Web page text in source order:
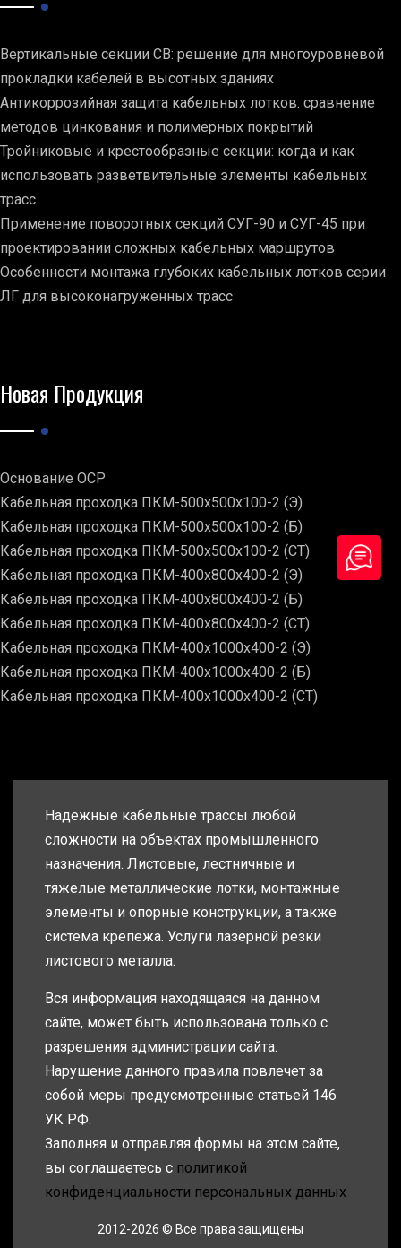
Вертикальные секции СВ: решение для многоуровневой
прокладки кабелей в высотных зданиях
Антикоррозийная защита кабельных лотков: сравнение
методов цинкования и полимерных покрытий
Тройниковые и крестообразные секции: когда и как
использовать разветвительные элементы кабельных
трасс
Применение поворотных секций СУГ-90 и СУГ-45 при
проектировании сложных кабельных маршрутов
Особенности монтажа глубоких кабельных лотков серии
ЛГ для высоконагруженных трасс
Новая Продукция
Основание ОСР
Кабельная проходка ПКМ-500х500х100-2 (Э)
Кабельная проходка ПКМ-500х500х100-2 (Б)
Кабельная проходка ПКМ-500х500х100-2 (СТ)
Кабельная проходка ПКМ-400х800х400-2 (Э)
Кабельная проходка ПКМ-400х800х400-2 (Б)
Кабельная проходка ПКМ-400х800х400-2 (СТ)
Кабельная проходка ПКМ-400х1000х400-2 (Э)
Кабельная проходка ПКМ-400х1000х400-2 (Б)
Кабельная проходка ПКМ-400х1000х400-2 (СТ)
Надежные кабельные трассы любой
сложности на объектах промышленного
назначения. Листовые, лестничные и
тяжелые металлические лотки, монтажные
элементы и опорные конструкции, а также
система крепежа. Услуги лазерной резки
листового металла.
Вся информация находящаяся на данном
сайте, может быть использована только с
разрешения администрации сайта.
Нарушение данного правила повлечет за
собой меры предусмотренные статьей 146
УК РФ.
Заполняя и отправляя формы на этом сайте,
вы соглашаетесь с политикой
конфиденциальности персональных данных
2012-2026 © Все права защищены